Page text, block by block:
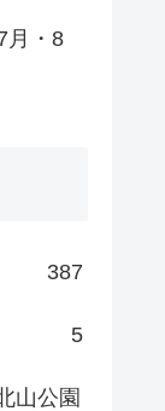
月・8
387
5
山公園